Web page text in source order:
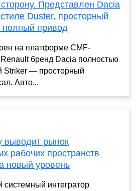
Представлен Dacia
Duster, просторный
полный привод
на платформе CMF-
бренд Dacia полностью
Striker — просторный
Авто...
выводит рынок
рабочих пространств
новый уровень
системный интегратор